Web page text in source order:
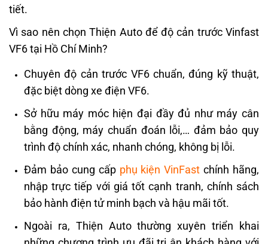
tiết.
Vì sao nên chọn Thiện Auto để độ cản trước Vinfast
VF6 tại Hồ Chí Minh?
Chuyên độ cản trước VF6 chuẩn, đúng kỹ thuật,
đặc biệt dòng xe điện VF6.
Sở hữu máy móc hiện đại đầy đủ như máy cân
bằng động, máy chuẩn đoán lỗi,… đảm bảo quy
trình độ chính xác, nhanh chóng, không bị lỗi.
Đảm bảo cung cấp phụ kiện VinFast chính hãng,
nhập trực tiếp với giá tốt cạnh tranh, chính sách
bảo hành điện tử minh bạch và hậu mãi tốt.
Ngoài ra, Thiện Auto thường xuyên triển khai